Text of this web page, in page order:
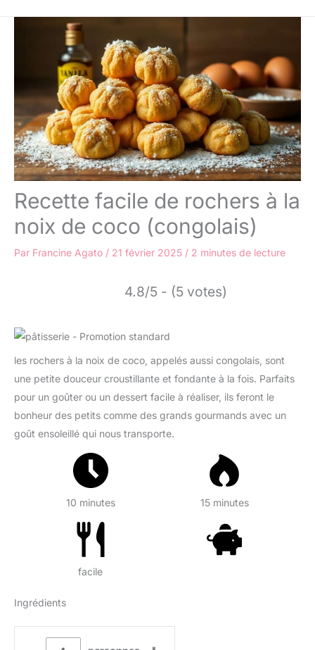
Recette facile de rochers à la
noix de coco (congolais)
Par Francine Agato / 21 février 2025 / 2 minutes de lecture
4.8/5 - (5 votes)
les rochers à la noix de coco, appelés aussi congolais, sont
une petite douceur croustillante et fondante à la fois. Parfaits
pour un goûter ou un dessert facile à réaliser, ils feront le
bonheur des petits comme des grands gourmands avec un
goût ensoleillé qui nous transporte.
10 minutes 15 minutes
facile
Ingrédients